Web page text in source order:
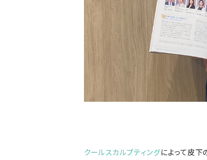
クールスカルプティングによって皮下